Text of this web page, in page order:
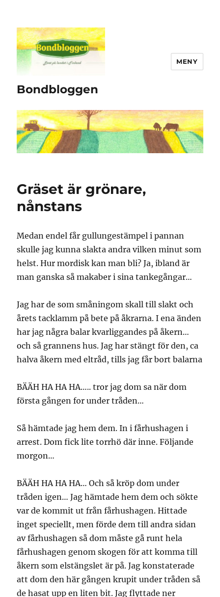
Bondbloggen
MENY
Gräset är grönare,
nånstans
Medan endel får gullungestämpel i pannan
skulle jag kunna slakta andra vilken minut som
helst. Hur mordisk kan man bli? Ja, ibland är
man ganska så makaber i sina tankegångar…
Jag har de som småningom skall till slakt och
årets tacklamm på bete på åkrarna. I ena änden
har jag några balar kvarliggandes på åkern…
och så grannens hus. Jag har stängt för den, ca
halva åkern med eltråd, tills jag får bort balarna
BÄÄH HA HA HA….. tror jag dom sa när dom
första gången for under tråden…
Så hämtade jag hem dem. In i fårhushagen i
arrest. Dom fick lite torrhö där inne. Följande
morgon…
BÄÄH HA HA HA… Och så kröp dom under
tråden igen… Jag hämtade hem dem och sökte
var de kommit ut från fårhushagen. Hittade
inget speciellt, men förde dem till andra sidan
av fårhushagen så dom måste gå runt hela
fårhushagen genom skogen för att komma till
åkern som elstängslet är på. Jag konstaterade
att dom den här gången krupit under tråden så
de hasat upp en liten bit. Jag flyttade ner